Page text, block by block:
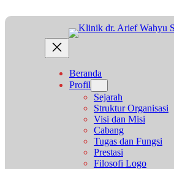
ke
Beranda
Profil
Sejarah
Struktur Organisasi
Visi dan Misi
Cabang
Tugas dan Fungsi
Prestasi
Filosofi Logo